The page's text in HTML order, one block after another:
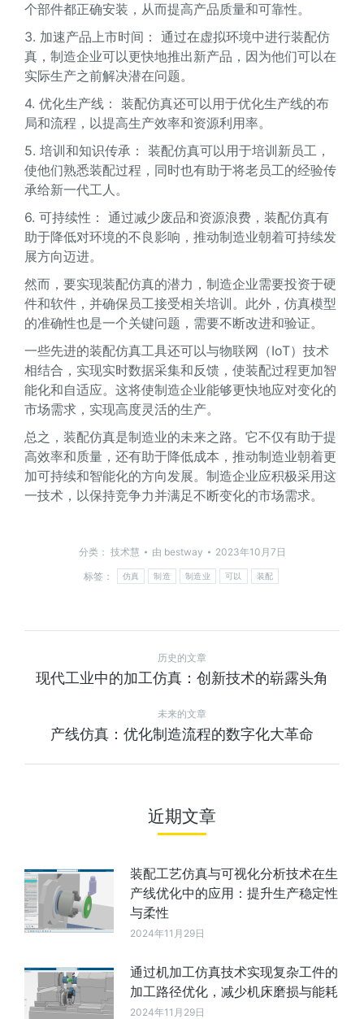
个部件都正确安装，从而提高产品质量和可靠性。
3. 加速产品上市时间： 通过在虚拟环境中进行装配仿
真，制造企业可以更快地推出新产品，因为他们可以在
实际生产之前解决潜在问题。
4. 优化生产线： 装配仿真还可以用于优化生产线的布
局和流程，以提高生产效率和资源利用率。
5. 培训和知识传承： 装配仿真可以用于培训新员工，
使他们熟悉装配过程，同时也有助于将老员工的经验传
承给新一代工人。
6. 可持续性： 通过减少废品和资源浪费，装配仿真有
助于降低对环境的不良影响，推动制造业朝着可持续发
展方向迈进。
然而，要实现装配仿真的潜力，制造企业需要投资于硬
件和软件，并确保员工接受相关培训。此外，仿真模型
的准确性也是一个关键问题，需要不断改进和验证。
一些先进的装配仿真工具还可以与物联网（IoT）技术
相结合，实现实时数据采集和反馈，使装配过程更加智
能化和自适应。这将使制造企业能够更快地应对变化的
市场需求，实现高度灵活的生产。
总之，装配仿真是制造业的未来之路。它不仅有助于提
高效率和质量，还有助于降低成本，推动制造业朝着更
加可持续和智能化的方向发展。制造企业应积极采用这
一技术，以保持竞争力并满足不断变化的市场需求。
分类： 技术慧 由 bestway
2023年10月7日
标签：
仿真 制造 制造业 可以 装配
历史的文章
现代工业中的加工仿真：创新技术的崭露头角
未来的文章
产线仿真：优化制造流程的数字化大革命
近期文章
装配工艺仿真与可视化分析技术在生
产线优化中的应用：提升生产稳定性
与柔性
2024年11月29日
通过机加工仿真技术实现复杂工件的
加工路径优化，减少机床磨损与能耗
2024年11月29日